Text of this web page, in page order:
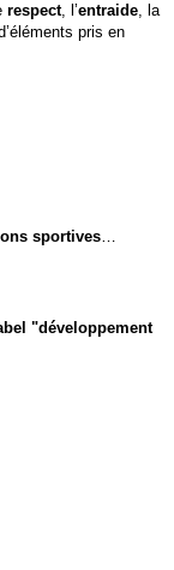
respect, l’entraide, la
pris en
sportives…
"développement